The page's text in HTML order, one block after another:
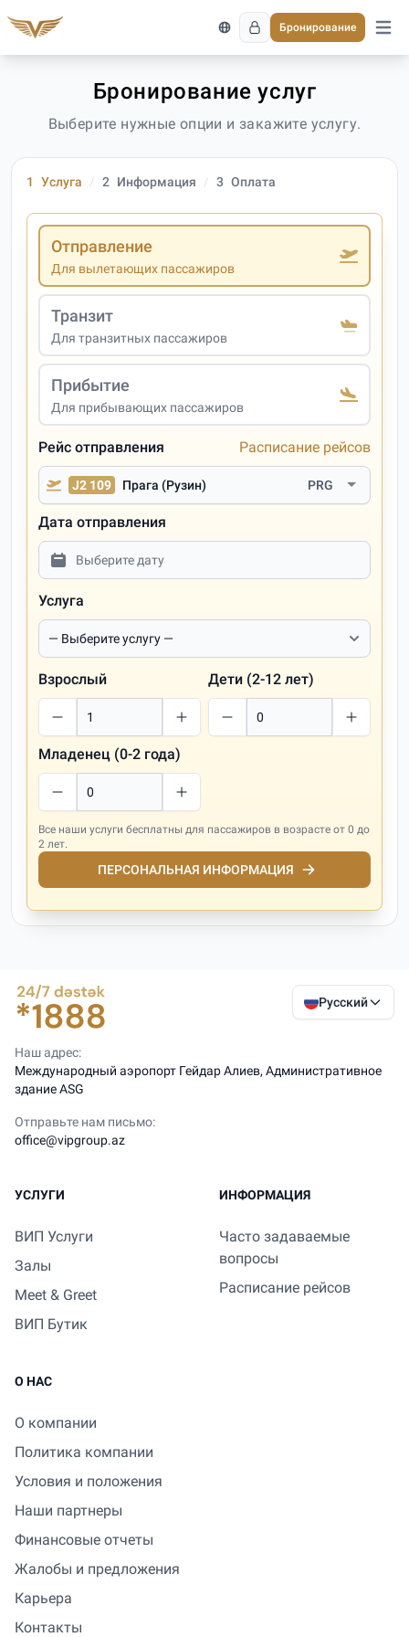
Бронирование
Бронирование услуг
Выберите нужные опции и закажите услугу.
1 Услуга 2 Информация 3 Оплата
Отправление
Для вылетающих пассажиров
Транзит
Для транзитных пассажиров
Прибытие
Для прибывающих пассажиров
Рейс отправления Расписание рейсов
J2 109 Прага (Рузин) PRG
Дата отправления
Услуга
Взрослый Дети (2-12 лет)
Младенец (0-2 года)
Все наши услуги бесплатны для пассажиров в возрасте от 0 до
2 лет.
ПЕРСОНАЛЬНАЯ ИНФОРМАЦИЯ
Русский
Наш адрес:
Международный аэропорт Гейдар Алиев, Административное
здание ASG
Отправьте нам письмо:
office@vipgroup.az
УСЛУГИ
ВИП Услуги
Залы
Meet & Greet
ВИП Бутик
ИНФОРМАЦИЯ
Часто задаваемые
вопросы
Расписание рейсов
О НАС
О компании
Политика компании
Условия и положения
Наши партнеры
Финансовые отчеты
Жалобы и предложения
Карьера
Контакты